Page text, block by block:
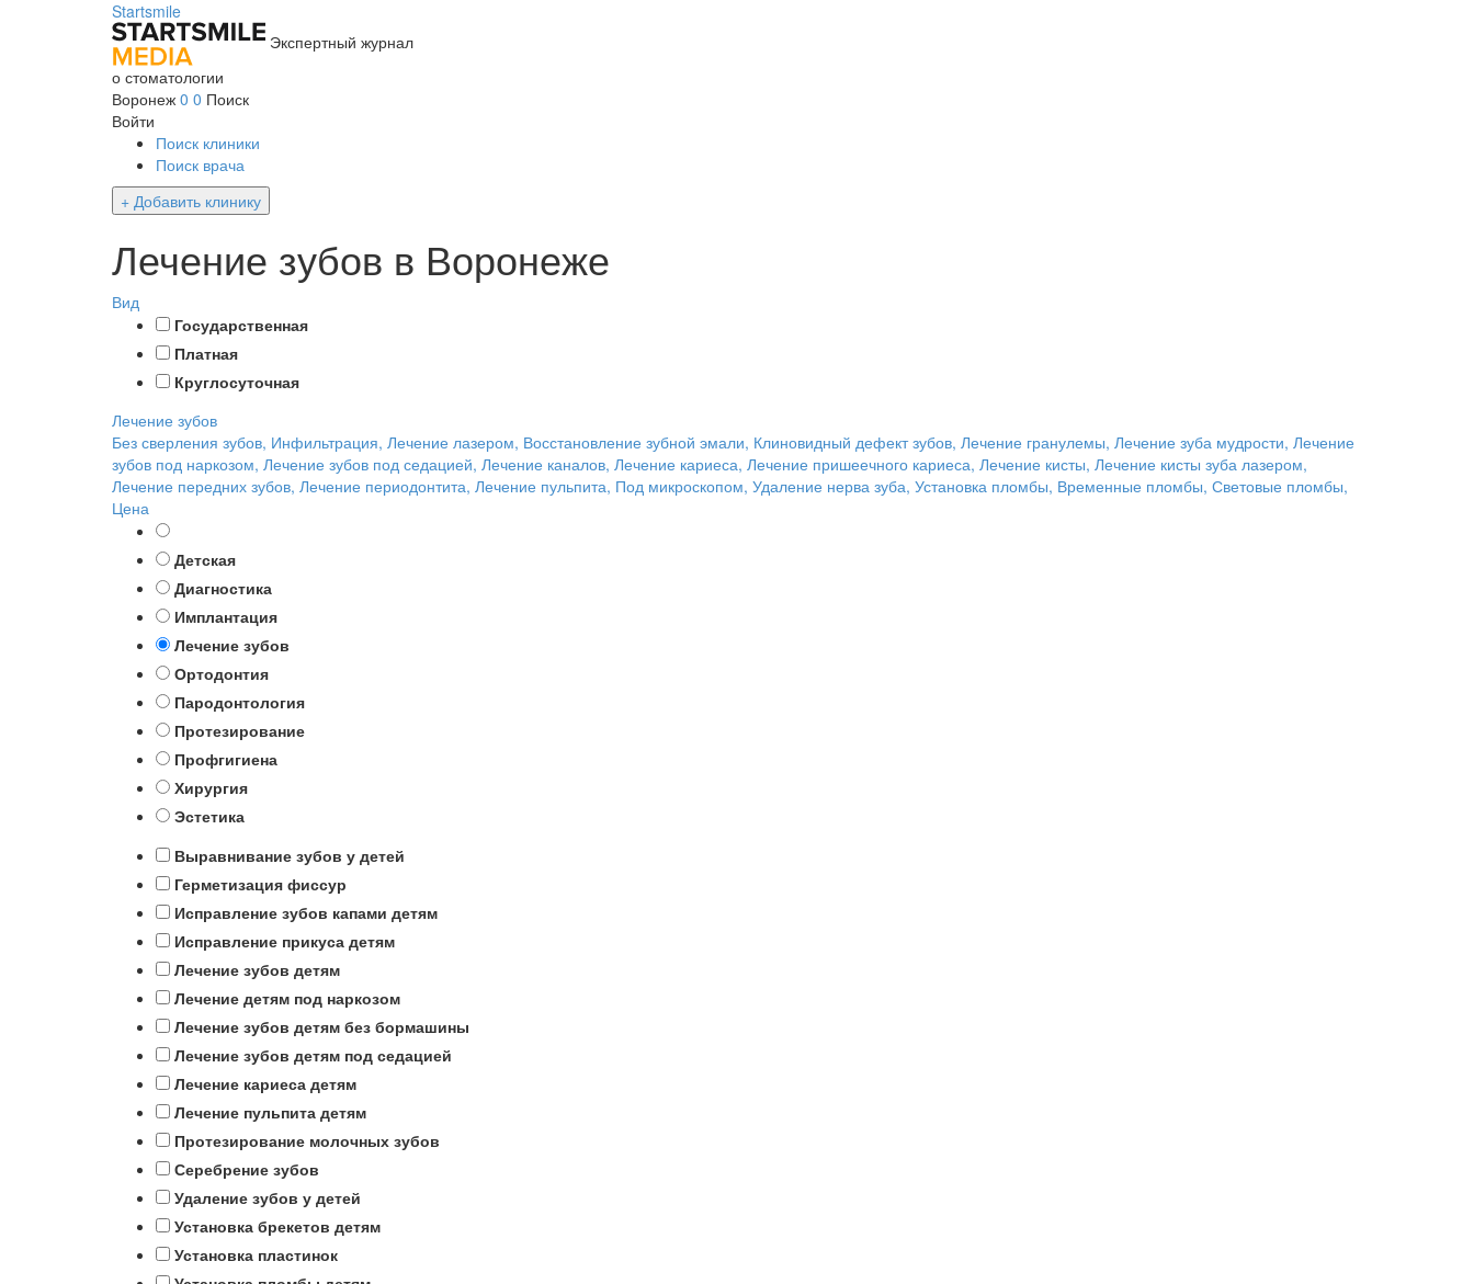
Startsmile
Экспертный журнал
о стоматологии
Воронеж 0 0 Поиск
Войти
Поиск клиники
Поиск врача
+ Добавить клинику
Лечение зубов в Воронеже
Вид
Государственная
Платная
Круглосуточная
Лечение зубов
Без сверления зубов, Инфильтрация, Лечение лазером, Восстановление зубной эмали, Клиновидный дефект зубов, Лечение гранулемы, Лечение зуба мудрости, Лечение
зубов под наркозом, Лечение зубов под седацией, Лечение каналов, Лечение кариеса, Лечение пришеечного кариеса, Лечение кисты, Лечение кисты зуба лазером,
Лечение передних зубов, Лечение периодонтита, Лечение пульпита, Под микроскопом, Удаление нерва зуба, Установка пломбы, Временные пломбы, Световые пломбы,
Цена
Детская
Диагностика
Имплантация
Лечение зубов
Ортодонтия
Пародонтология
Протезирование
Профгигиена
Хирургия
Эстетика
Выравнивание зубов у детей
Герметизация фиссур
Исправление зубов капами детям
Исправление прикуса детям
Лечение зубов детям
Лечение детям под наркозом
Лечение зубов детям без бормашины
Лечение зубов детям под седацией
Лечение кариеса детям
Лечение пульпита детям
Протезирование молочных зубов
Серебрение зубов
Удаление зубов у детей
Установка брекетов детям
Установка пластинок